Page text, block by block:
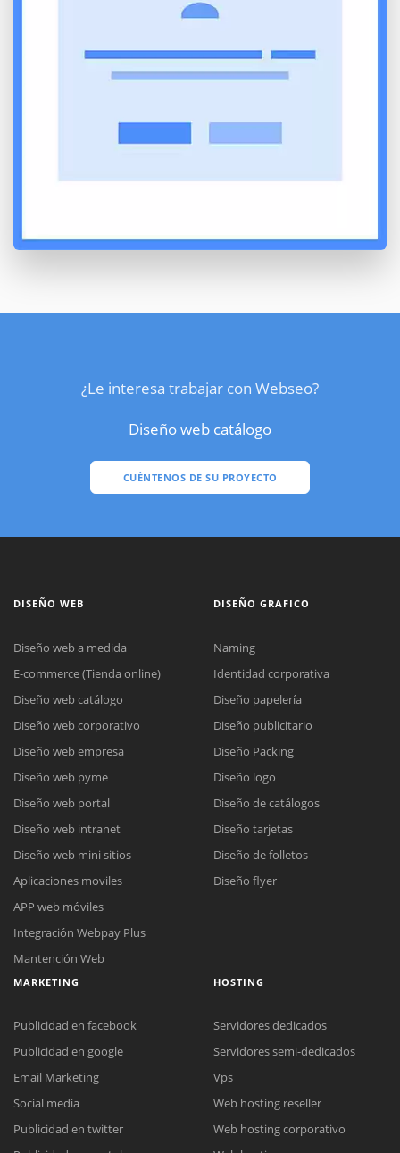
¿Le interesa trabajar con Webseo?
Diseño web catálogo
CUÉNTENOS DE SU PROYECTO
Reunión online
Nuestros ejecutivos le enviarán un correo electrónico con el enlace a
Meet para la reunión online.
Cotización
Chat Online
DISEÑO WEB
Diseño web a medida
E-commerce (Tienda online)
Diseño web catálogo
Diseño web corporativo
Diseño web empresa
Diseño web pyme
Diseño web portal
Diseño web intranet
Diseño web mini sitios
Aplicaciones moviles
APP web móviles
Integración Webpay Plus
Mantención Web
DISEÑO GRAFICO
Naming
Identidad corporativa
Diseño papelería
Diseño publicitario
Diseño Packing
Diseño logo
Diseño de catálogos
Diseño tarjetas
Diseño de folletos
Diseño flyer
MARKETING
Publicidad en facebook
Publicidad en google
Email Marketing
Social media
Publicidad en twitter
HOSTING
Servidores dedicados
Servidores semi-dedicados
Vps
Web hosting reseller
Web hosting corporativo